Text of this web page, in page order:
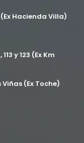
(76)
(12)
Hacienda Villa)
y 123 (Ex Km
(Ex Toche)